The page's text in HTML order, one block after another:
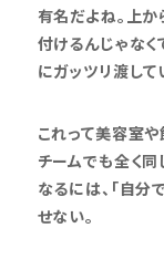
有名だよね。上か
付けるんじゃな
にガッツリ渡して
これって美容室
チームでも全く
なるには、「自
せない。